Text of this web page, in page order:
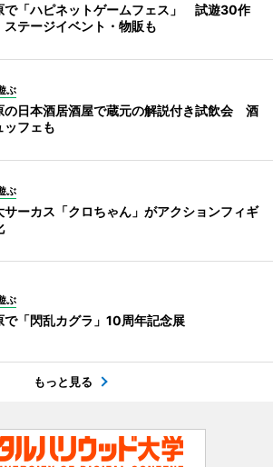
で「ハピネットゲームフェス」 試遊30作
ステージイベント・物販も
ぶ
の日本酒居酒屋で蔵元の解説付き試飲会 酒
ッフェも
ぶ
サーカス「クロちゃん」がアクションフィギ
ぶ
で「閃乱カグラ」10周年記念展
もっと見る